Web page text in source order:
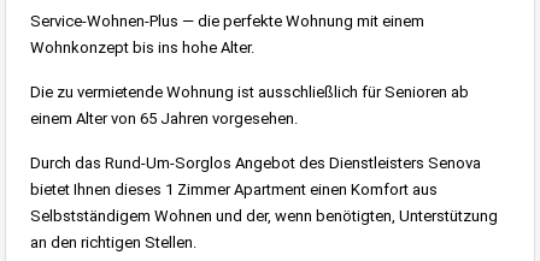
Service-Wohnen-Plus — die perfekte Wohnung mit einem
Wohnkonzept bis ins hohe Alter.
Die zu vermietende Wohnung ist ausschließlich für Senioren ab
einem Alter von 65 Jahren vorgesehen.
Durch das Rund-Um-Sorglos Angebot des Dienstleisters Senova
bietet Ihnen dieses 1 Zimmer Apartment einen Komfort aus
Selbstständigem Wohnen und der, wenn benötigten, Unterstützung
an den richtigen Stellen.